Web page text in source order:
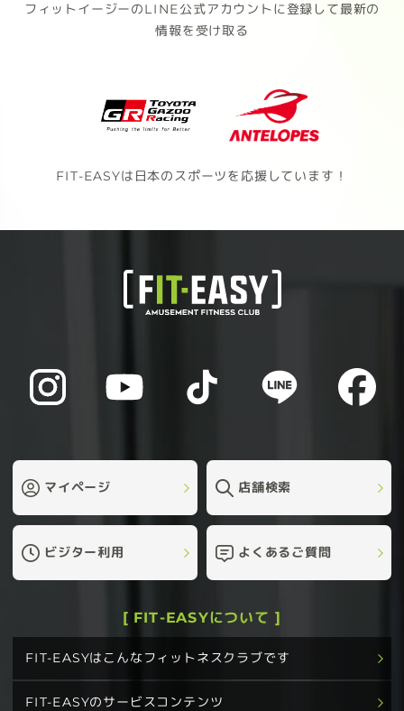
フィットイージーのLINE公式アカウントに登録して最新の
情報を受け取る
FIT-EASYは日本のスポーツを応援しています！
マイページ 店舗検索
ビジター利用 よくあるご質問
[ FIT-EASYについて ]
FIT-EASYはこんなフィットネスクラブです
FIT-EASYのサービスコンテンツ